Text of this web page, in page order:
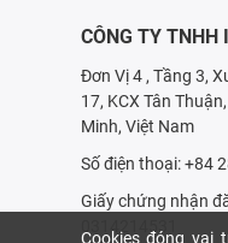
CÔNG TY TNHH
Đơn Vị 4 , Tầng 3,
17, KCX Tân
Minh, Việt Nam
Số điện thoại: +84
Giấy chứng nhận
0314214531
Cookies đóng vai